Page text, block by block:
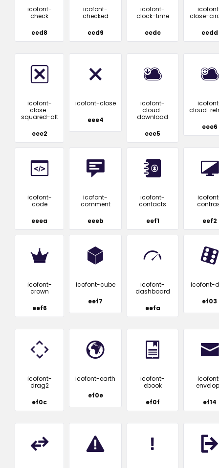
icofont-
check
eed8
icofont-
checked
eed9
icofont-
clock-time
eedc
close-
eedd
icofont-
close-
squared-alt
eee2
icofont-close
eee4
icofont-
cloud-
download
eee5
cloud-
eee6
icofont-
code
eeea
icofont-
comment
eeeb
icofont-
contacts
eef1
eef2
icofont-
crown
eef6
icofont-cube
eef7
icofont-
dashboard
eefa
icofont-
ef03
icofont-
drag2
ef0c
icofont-earth
ef0e
icofont-
ebook
ef0f
ef14